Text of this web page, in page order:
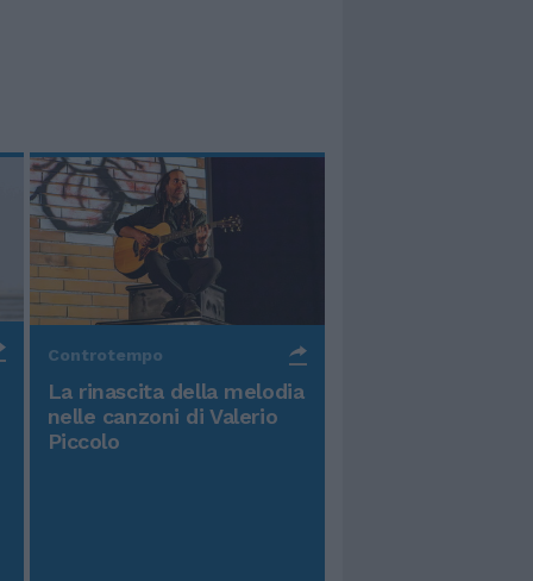
Controtempo
La rinascita della melodia
nelle canzoni di Valerio
Piccolo